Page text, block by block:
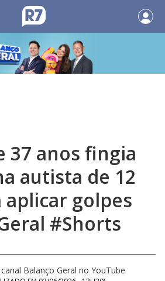
37 anos fingia
autista de 12
aplicar golpes
#Shorts
Balanço Geral no YouTube